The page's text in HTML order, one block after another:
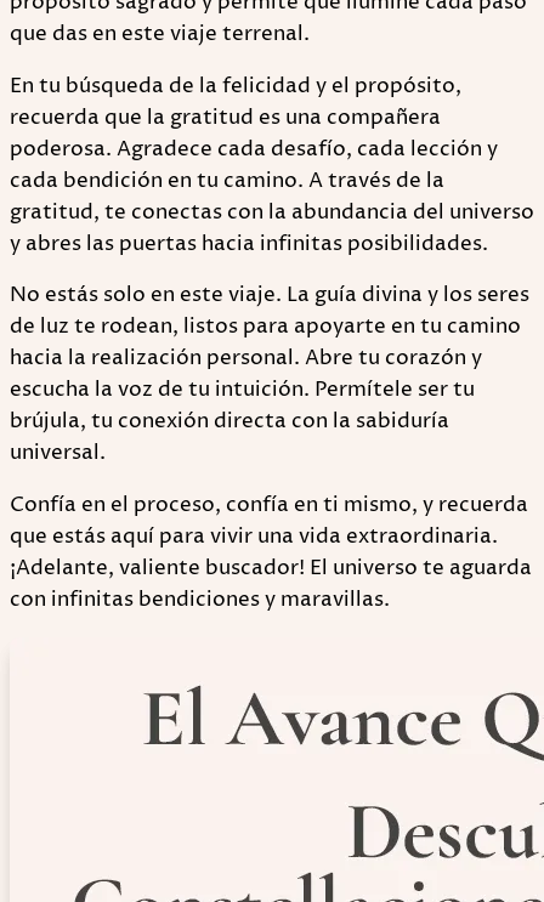
que das en este viaje terrenal.
En tu búsqueda de la felicidad y el propósito,
recuerda que la gratitud es una compañera
poderosa. Agradece cada desafío, cada lección y
cada bendición en tu camino. A través de la
gratitud, te conectas con la abundancia del universo
y abres las puertas hacia infinitas posibilidades.
No estás solo en este viaje. La guía divina y los seres
de luz te rodean, listos para apoyarte en tu camino
hacia la realización personal. Abre tu corazón y
escucha la voz de tu intuición. Permítele ser tu
brújula, tu conexión directa con la sabiduría
universal.
Confía en el proceso, confía en ti mismo, y recuerda
que estás aquí para vivir una vida extraordinaria.
¡Adelante, valiente buscador! El universo te aguarda
con infinitas bendiciones y maravillas.